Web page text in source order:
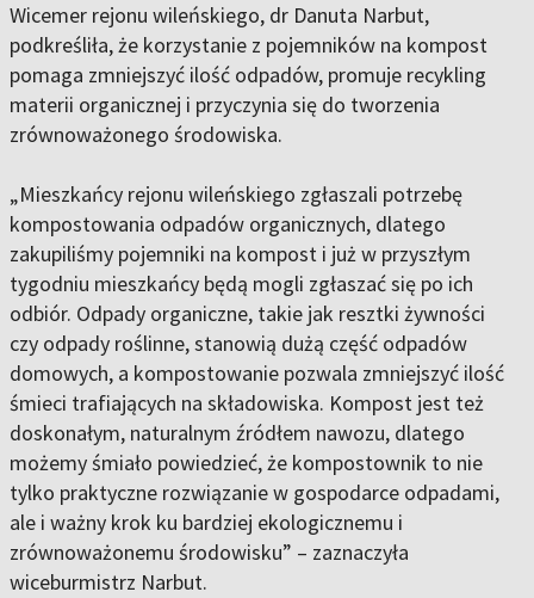
Wicemer rejonu wileńskiego, dr Danuta Narbut,
podkreśliła, że korzystanie z pojemników na kompost
pomaga zmniejszyć ilość odpadów, promuje recykling
materii organicznej i przyczynia się do tworzenia
zrównoważonego środowiska.
„Mieszkańcy rejonu wileńskiego zgłaszali potrzebę
kompostowania odpadów organicznych, dlatego
zakupiliśmy pojemniki na kompost i już w przyszłym
tygodniu mieszkańcy będą mogli zgłaszać się po ich
odbiór. Odpady organiczne, takie jak resztki żywności
czy odpady roślinne, stanowią dużą część odpadów
domowych, a kompostowanie pozwala zmniejszyć ilość
śmieci trafiających na składowiska. Kompost jest też
doskonałym, naturalnym źródłem nawozu, dlatego
możemy śmiało powiedzieć, że kompostownik to nie
tylko praktyczne rozwiązanie w gospodarce odpadami,
ale i ważny krok ku bardziej ekologicznemu i
zrównoważonemu środowisku” – zaznaczyła
wiceburmistrz Narbut.